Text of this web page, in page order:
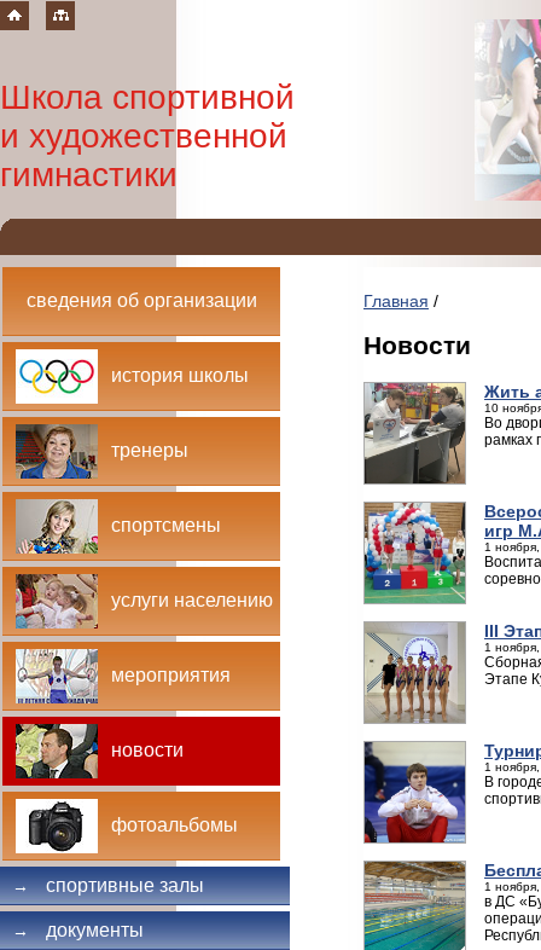
Школа спортивной
и художественной
гимнастики
сведения об организации
история школы
тренеры
спортсмены
услуги населению
мероприятия
новости
фотоальбомы
→ спортивные залы
→ документы
Главная /
Новости
Жить
10
Во
рамках
игр
1
III
1
Этапе
1
В
1
в ДС